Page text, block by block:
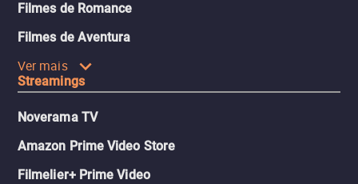
Filmes de Romance
Filmes de Aventura
Ver mais
Streamings
Noverama TV
Amazon Prime Video Store
Filmelier+ Prime Video